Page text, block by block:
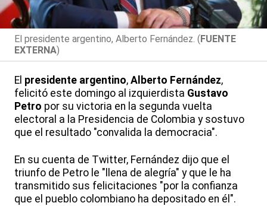
El presidente argentino, Alberto Fernández. (FUENTE
EXTERNA)
El presidente argentino, Alberto Fernández,
felicitó este domingo al izquierdista Gustavo
Petro por su victoria en la segunda vuelta
electoral a la Presidencia de Colombia y sostuvo
que el resultado "convalida la democracia".
En su cuenta de Twitter, Fernández dijo que el
triunfo de Petro le "llena de alegría" y que le ha
transmitido sus felicitaciones "por la confianza
que el pueblo colombiano ha depositado en él".